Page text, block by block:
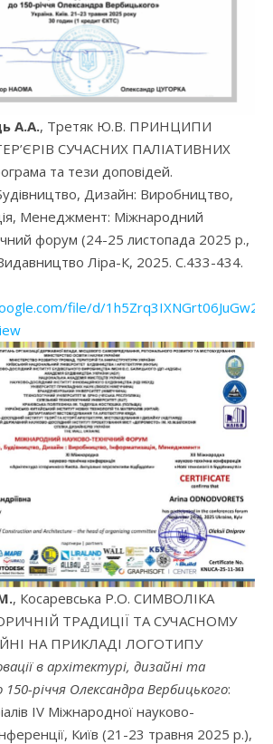
А.А., Третяк Ю.В. ПРИНЦИПИ
СУЧАСНИХ ПАЛІАТИВНИХ
та тези доповідей.
Дизайн: Виробництво,
Менеджмент: Міжнародний
форум (24-25 листопада 2025 р.,
Ліра-К, 2025. С.433-434.
file/d/1h5Zrq3IXNGrt06JuGw2-
, Косаревська Р.О. СИМВОЛІКА
ТРАДИЦІЇ ТА СУЧАСНОМУ
НА ПРИКЛАДІ ЛОГОТИПУ
в архітектурі, дизайні та
річчя Олександра Вербицького:
IV Міжнародної науково-
Київ (21-23 травня 2025 р.),